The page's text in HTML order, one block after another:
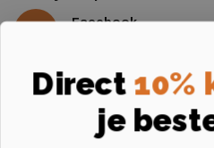
Facebook
Instagram
Volg ons op Instagram
Aangesloten bij
Direct 10%
je